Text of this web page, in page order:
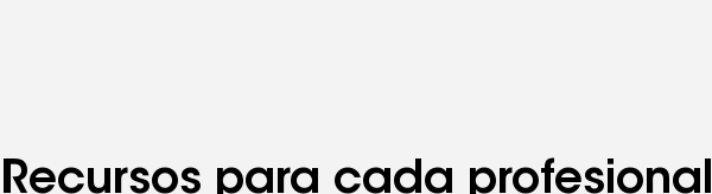
Recursos para cada profesional